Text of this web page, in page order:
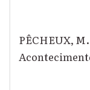
PÊCHEUX,